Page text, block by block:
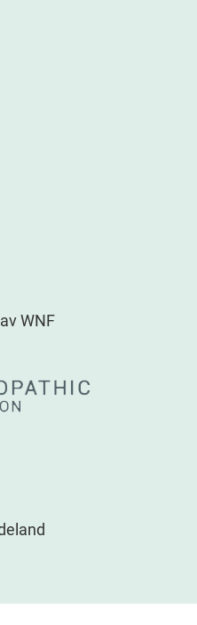
WNF